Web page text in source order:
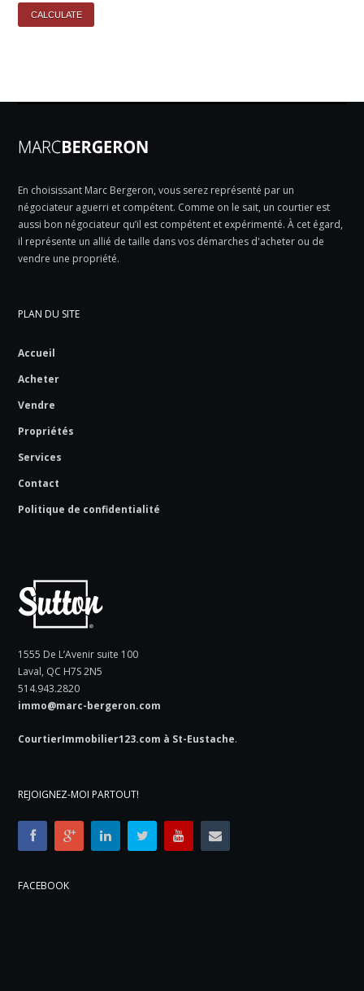
En choisissant Marc Bergeron, vous serez représenté par un
négociateur aguerri et compétent. Comme on le sait, un courtier est
aussi bon négociateur qu’il est compétent et expérimenté. À cet égard,
il représente un allié de taille dans vos démarches d'acheter ou de
vendre une propriété.
PLAN DU SITE
Accueil
Acheter
Vendre
Propriétés
Services
Contact
Politique de confidentialité
1555 De L’Avenir suite 100
Laval, QC H7S 2N5
514.943.2820
immo@marc-bergeron.com
CourtierImmobilier123.com à St-Eustache.
REJOIGNEZ-MOI PARTOUT!
FACEBOOK